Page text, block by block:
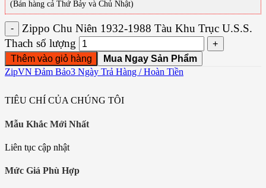
(Bán hàng cả Thứ Bảy và Chủ Nhật)
ZipVN Đảm Bảo3 Ngày Trả Hàng / Hoàn Tiền
TIÊU CHÍ CỦA CHÚNG TÔI
Mẫu Khắc Mới Nhất
Liên tục cập nhật
Mức Giá Phù Hợp